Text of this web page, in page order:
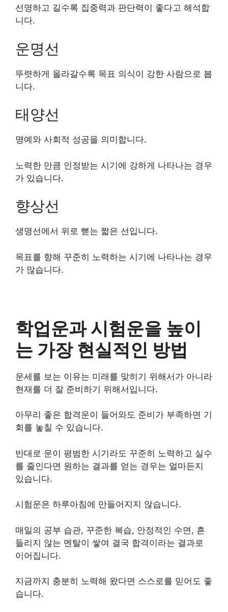
선명하고 길수록 집중력과 판단력이 좋다고 해석합
니다.
운명선
뚜렷하게 올라갈수록 목표 의식이 강한 사람으로 봅
니다.
태양선
명예와 사회적 성공을 의미합니다.
노력한 만큼 인정받는 시기에 강하게 나타나는 경우
가 있습니다.
향상선
생명선에서 위로 뻗는 짧은 선입니다.
목표를 향해 꾸준히 노력하는 시기에 나타나는 경우
가 많습니다.
학업운과 시험운을 높이
는 가장 현실적인 방법
운세를 보는 이유는 미래를 맞히기 위해서가 아니라
현재를 더 잘 준비하기 위해서입니다.
아무리 좋은 합격운이 들어와도 준비가 부족하면 기
회를 놓칠 수 있습니다.
반대로 운이 평범한 시기라도 꾸준히 노력하고 실수
를 줄인다면 원하는 결과를 얻는 경우는 얼마든지
있습니다.
시험운은 하루아침에 만들어지지 않습니다.
매일의 공부 습관, 꾸준한 복습, 안정적인 수면, 흔
들리지 않는 멘탈이 쌓여 결국 합격이라는 결과로
이어집니다.
지금까지 충분히 노력해 왔다면 스스로를 믿어도 좋
습니다.